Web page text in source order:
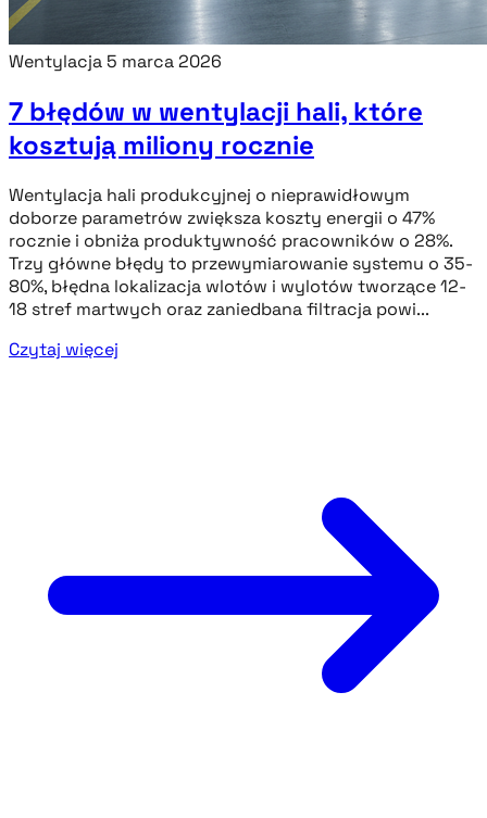
Wentylacja5 marca 2026
7 błędów w wentylacji hali, które
kosztują miliony rocznie
Wentylacja hali produkcyjnej o nieprawidłowym
doborze parametrów zwiększa koszty energii o 47%
rocznie i obniża produktywność pracowników o 28%.
Trzy główne błędy to przewymiarowanie systemu o 35-
80%, błędna lokalizacja wlotów i wylotów tworzące 12-
18 stref martwych oraz zaniedbana filtracja powi...
Czytaj więcej